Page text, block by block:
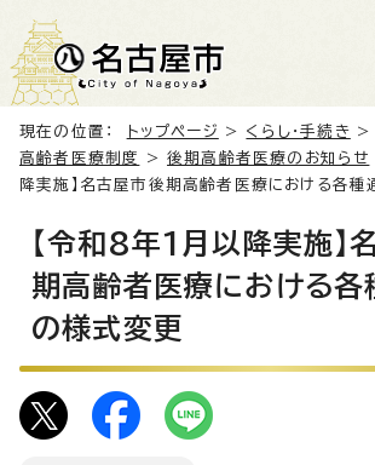
現在の位置： トップページ > くらし・手続き
高齢者医療制度
>後期高齢者医療のお知らせ
降実施】名古屋市後期高齢者医療における各種
【令和8年1月以降実施】
期高齢者医療における各
の様式変更